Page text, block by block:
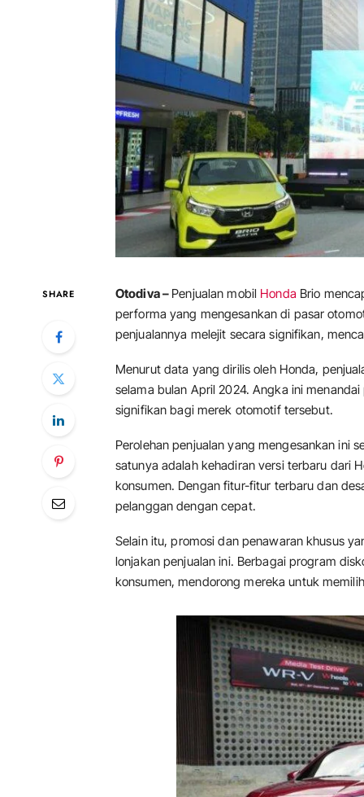
SHARE Otodiva – Penjualan mobil Honda Brio
performa yang mengesankan di pasar
penjualannya melejit secara signifikan,
Menurut data yang dirilis oleh Honda,
selama bulan April 2024. Angka ini
signifikan bagi merek otomotif tersebut.
Perolehan penjualan yang mengesankan ini
satunya adalah kehadiran versi terbaru dari
konsumen. Dengan fitur-fitur terbaru dan
pelanggan dengan cepat.
Selain itu, promosi dan penawaran khusus
lonjakan penjualan ini. Berbagai program
konsumen, mendorong mereka untuk